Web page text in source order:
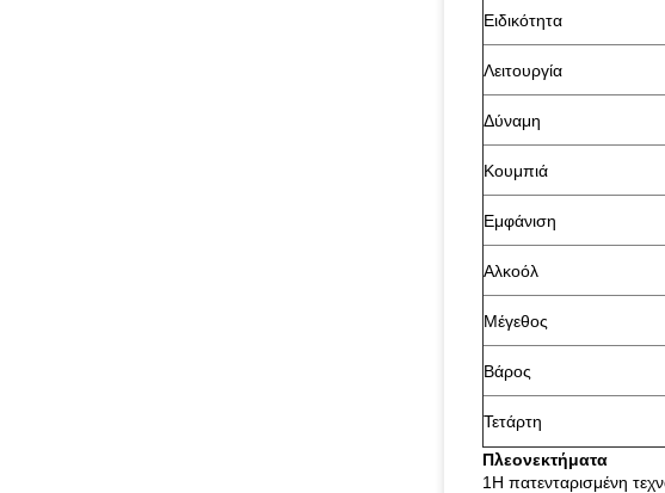
Ειδικότητα
Λειτουργία
Δύναμη
Κουμπιά
Εμφάνιση
Αλκοόλ
Μέγεθος
Βάρος
Τετάρτη
Πλεονεκτήματα
1Η πατενταρισμένη